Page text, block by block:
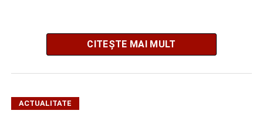
CITEȘTE MAI MULT
ACTUALITATE